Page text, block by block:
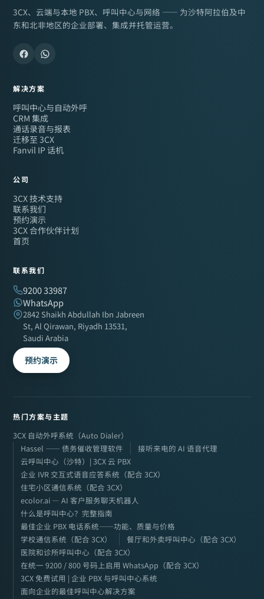
3CX、云端与本地 PBX、呼叫中心与网络 —— 为沙特阿拉伯及中
东和北非地区的企业部署、集成并托管运营。
解决方案
呼叫中心与自动外呼
CRM 集成
通话录音与报表
迁移至 3CX
Fanvil IP 话机
公司
3CX 技术支持
联系我们
预约演示
3CX 合作伙伴计划
首页
联系我们
9200 33987
WhatsApp
2842 Shaikh Abdullah Ibn Jabreen
St, Al Qirawan, Riyadh 13531,
Saudi Arabia
预约演示
热门方案与主题
3CX 自动外呼系统（Auto Dialer）
Hassel —— 债务催收管理软件
接听来电的 AI 语音代理
云呼叫中心（沙特）| 3CX 云 PBX
企业 IVR 交互式语音应答系统（配合 3CX）
住宅小区通信系统（配合 3CX）
ecolor.ai — AI 客户服务聊天机器人
什么是呼叫中心？完整指南
最佳企业 PBX 电话系统——功能、质量与价格
学校通信系统（配合 3CX）
餐厅和外卖呼叫中心（配合 3CX）
医院和诊所呼叫中心（配合 3CX）
在统一 9200 / 800 号码上启用 WhatsApp（配合 3CX）
3CX 免费试用 | 企业 PBX 与呼叫中心系统
面向企业的最佳呼叫中心解决方案